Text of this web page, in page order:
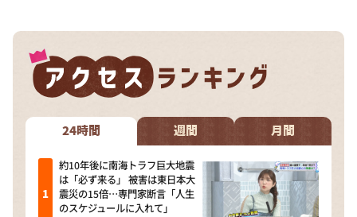
DAIGOも台所 ～きょうの献立 何にする？～
朝だ！生です旅サラダ
教えて！ニュースライブ 正義のミカタ
ＬＩＦＥ～夢のカタチ～
24時間 週間 月間
約10年後に南海トラフ巨大地震
は「必ず来る」 被害は東日本大
震災の15倍…専門家断言「人生
のスケジュールに入れて」